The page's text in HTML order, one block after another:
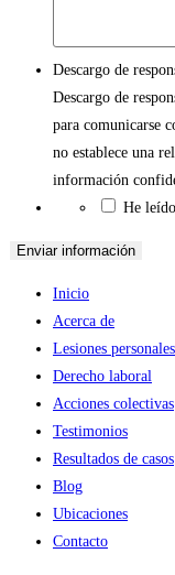
Descargo de
Descargo de
para comunicarse
no establece una
información
He
Inicio
Acerca de
Lesiones personales
Derecho laboral
Acciones colectivas
Testimonios
Resultados de casos
Blog
Ubicaciones
Contacto